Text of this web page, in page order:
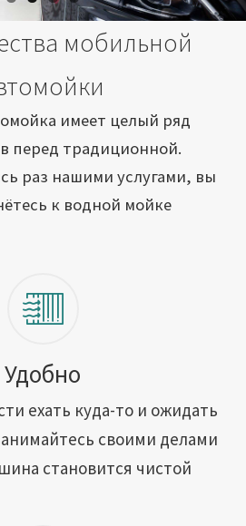
Подетальная химчистка
Как это работает
Сотрудничество
Вакансии
Адреса обслуживания
Контакты
мобильной
имеет целый ряд
перед традиционной.
раз нашими услугами, вы
к водной мойке
Удобно
ехать куда-то и ожидать
своими делами
становится чистой